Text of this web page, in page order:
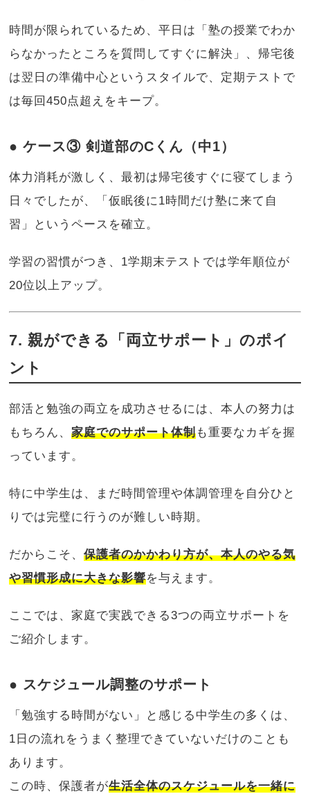
時間が限られているため、平日は「塾の授業でわか
らなかったところを質問してすぐに解決」、帰宅後
は翌日の準備中心というスタイルで、定期テストで
は毎回450点超えをキープ。
● ケース③ 剣道部のCくん（中1）
体力消耗が激しく、最初は帰宅後すぐに寝てしまう
日々でしたが、「仮眠後に1時間だけ塾に来て自
習」というペースを確立。
学習の習慣がつき、1学期末テストでは学年順位が
20位以上アップ。
7. 親ができる「両立サポート」のポイ
ント
部活と勉強の両立を成功させるには、本人の努力は
もちろん、家庭でのサポート体制も重要なカギを握
っています。
特に中学生は、まだ時間管理や体調管理を自分ひと
りでは完璧に行うのが難しい時期。
だからこそ、保護者のかかわり方が、本人のやる気
や習慣形成に大きな影響を与えます。
ここでは、家庭で実践できる3つの両立サポートを
ご紹介します。
● スケジュール調整のサポート
「勉強する時間がない」と感じる中学生の多くは、
1日の流れをうまく整理できていないだけのことも
あります。
この時、保護者が生活全体のスケジュールを一緒に